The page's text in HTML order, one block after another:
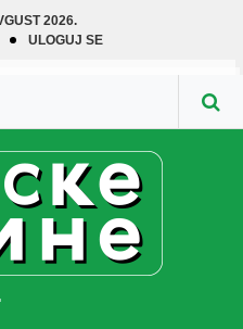
2026.
ULOGUJ SE